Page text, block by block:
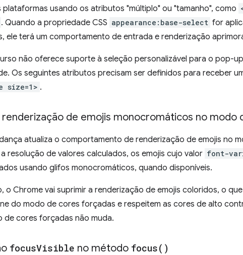
plataformas usando os atributos "múltiplo" ou "tamanho", como
. Quando a propriedade CSS appearance:base-select for
ele terá um comportamento de entrada e renderização
não oferece suporte à seleção personalizável para o pop-
Os seguintes atributos precisam ser definidos para receber
size=1> .
renderização de emojis monocromáticos no modo
atualiza o comportamento de renderização de emojis no
resolução de valores calculados, os emojis cujo valor font-
usando glifos monocromáticos, quando disponíveis.
o Chrome vai suprimir a renderização de emojis coloridos, o
do modo de cores forçadas e respeitem as cores de alto
de cores forçadas não muda.
focusVisible no método focus( )